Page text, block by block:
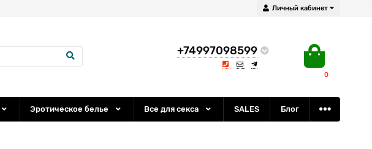
Личный кабинет
+74997098599
0
Эротическое белье Все для секса SALES Блог